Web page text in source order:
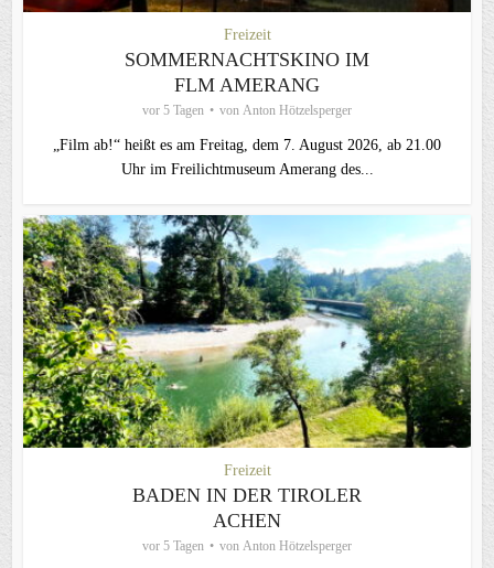
Freizeit
SOMMERNACHTSKINO IM
FLM AMERANG
vor 5 Tagen von Anton Hötzelsperger
„Film ab!“ heißt es am Freitag, dem 7. August 2026, ab 21.00
Uhr im Freilichtmuseum Amerang des...
Freizeit
BADEN IN DER TIROLER
ACHEN
vor 5 Tagen von Anton Hötzelsperger